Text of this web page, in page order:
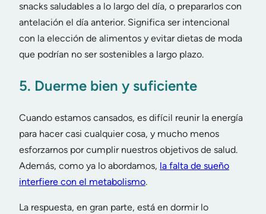
snacks saludables a lo largo del día, o prepararlos con
antelación el día anterior. Significa ser intencional
con la elección de alimentos y evitar dietas de moda
que podrían no ser sostenibles a largo plazo.
5. Duerme bien y suficiente
Cuando estamos cansados, es difícil reunir la energía
para hacer casi cualquier cosa, y mucho menos
esforzarnos por cumplir nuestros objetivos de salud.
Además, como ya lo abordamos, la falta de sueño
interfiere con el metabolismo.
La respuesta, en gran parte, está en dormir lo